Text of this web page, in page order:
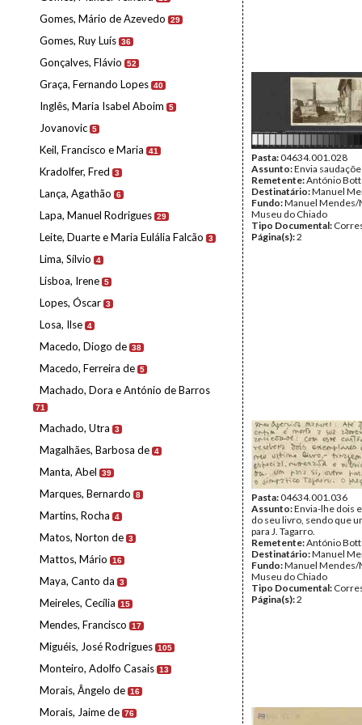
Gomes, Mário de Azevedo 29
Gomes, Ruy Luís 36
Gonçalves, Flávio 52
Graça, Fernando Lopes 40
Inglês, Maria Isabel Aboim 5
Jovanovic 5
Keil, Francisco e Maria 41
Kradolfer, Fred 3
Lança, Agathão 6
Lapa, Manuel Rodrigues 29
Leite, Duarte e Maria Eulália Falcão 3
Lima, Sílvio 4
Lisboa, Irene 5
Lopes, Óscar 3
Losa, Ilse 4
Macedo, Diogo de 38
Macedo, Ferreira de 5
Machado, Dora e António de Barros
71
Machado, Utra 3
Magalhães, Barbosa de 4
Manta, Abel 39
Marques, Bernardo 8
Martins, Rocha 4
Matos, Norton de 3
Mattos, Mário 16
Maya, Canto da 3
Meireles, Cecília 15
Mendes, Francisco 17
Miguéis, José Rodrigues 105
Monteiro, Adolfo Casais 13
Morais, Ângelo de 16
Morais, Jaime de 76
Pasta:04634.001.028
Assunto:Envia
Remetente:António
Destinatário:Manuel
Fundo:Manuel Mendes/
Museu do Chiado
Tipo Documental:
Página(s):2
Pasta:04634.001.036
Assunto:Envia-lhe dois
do seu livro, sendo que
para J. Tagarro.
Remetente:António
Destinatário:Manuel
Fundo:Manuel Mendes/
Museu do Chiado
Tipo Documental:
Página(s):2